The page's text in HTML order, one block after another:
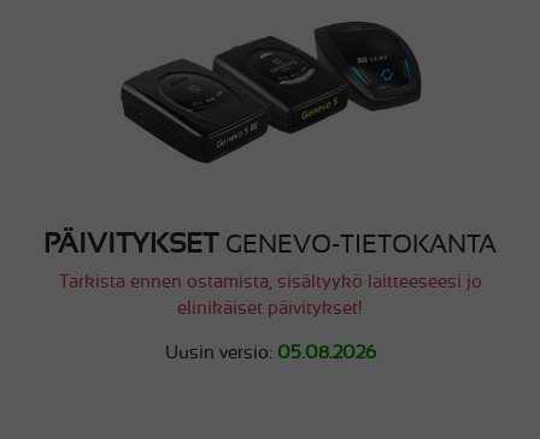
PÄIVITYKSET GENEVO-TIETOKANTA
Tarkista ennen ostamista, sisältyykö laitteeseesi jo
elinikäiset päivitykset!
Uusin versio: 05.08.2026